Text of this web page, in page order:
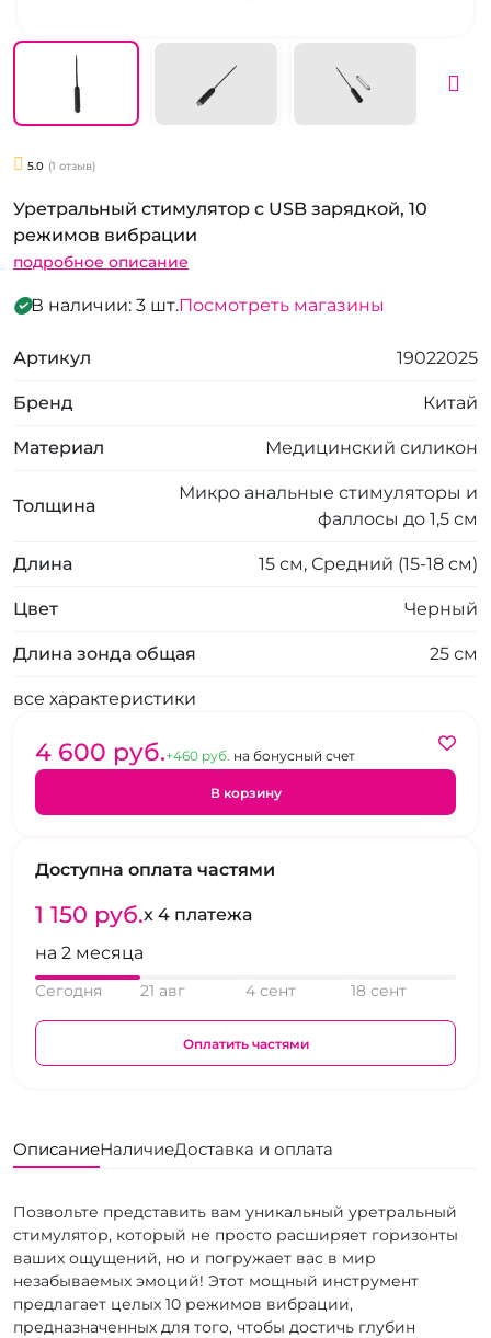
5.0 (1 отзыв)
Уретральный стимулятор с USB зарядкой, 10
режимов вибрации
подробное описание
В наличии: 3 шт.Посмотреть магазины
Артикул 19022025
Бренд Китай
Материал Медицинский силикон
Толщина
Микро анальные стимуляторы и
фаллосы до 1,5 см
Длина 15 см, Средний (15-18 см)
Цвет Черный
Длина зонда общая 25 см
все характеристики
4 600 pуб.+460 pуб. на бонусный счет
В корзину
Доступна оплата частями
1 150 pуб.x 4 платежа
на 2 месяца
Сегодня 21 авг 4 сент 18 сент
Оплатить частями
ОписаниеНаличиеДоставка и оплата
Позвольте представить вам уникальный уретральный
стимулятор, который не просто расширяет горизонты
ваших ощущений, но и погружает вас в мир
незабываемых эмоций! Этот мощный инструмент
предлагает целых 10 режимов вибрации,
предназначенных для того, чтобы достичь глубин